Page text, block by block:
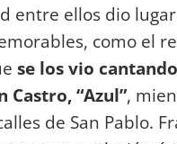
entre ellos dio
como el
se los vio
Castro, “Azul”,
de San Pablo.